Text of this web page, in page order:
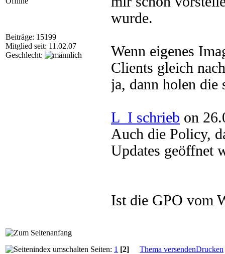
Beiträge: 15199
Mitglied seit: 11.02.07
Geschlecht:
wurde.
Wenn eigenes
Clients gleich
ja, dann holen die
L_I schrieb on
Auch die Policy,
Updates geöffnet
Ist die GPO vom
Seiten: 1 [2] Thema versendenDrucken